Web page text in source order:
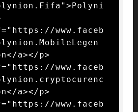
www.faceb
a></p>
www.faceb
a></p>
www.faceb